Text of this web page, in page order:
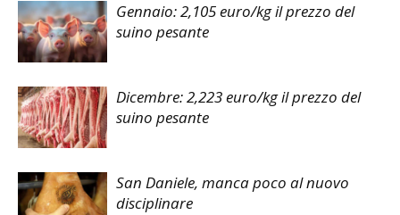
Gennaio: 2,105 euro/kg il prezzo del
suino pesante
Dicembre: 2,223 euro/kg il prezzo del
suino pesante
San Daniele, manca poco al nuovo
disciplinare